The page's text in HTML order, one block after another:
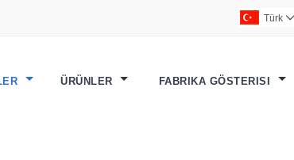
Türk 
ÜRÜNLER FABRIKA GÖSTERISI